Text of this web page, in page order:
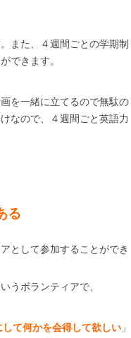
また、４週間ごとの学期制
できます。
を一緒に立てるので無駄の
なので、４週間ごと英語力
る
として参加することができ
うボランティアで、
て何かを会得して欲しい 」